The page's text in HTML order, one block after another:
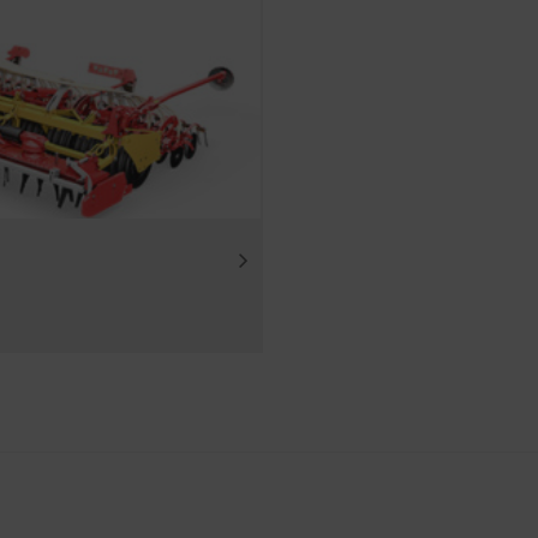
Gemmer det land og det sprog, som brugeren har
vores hjemmeside hvad angår brugervenlighed og ydeevne.
som anonymt måler og vurderer, hvilket indhold på
Cookiens formål
Analyse af brugen af hjemmesiden – se nedenfor.